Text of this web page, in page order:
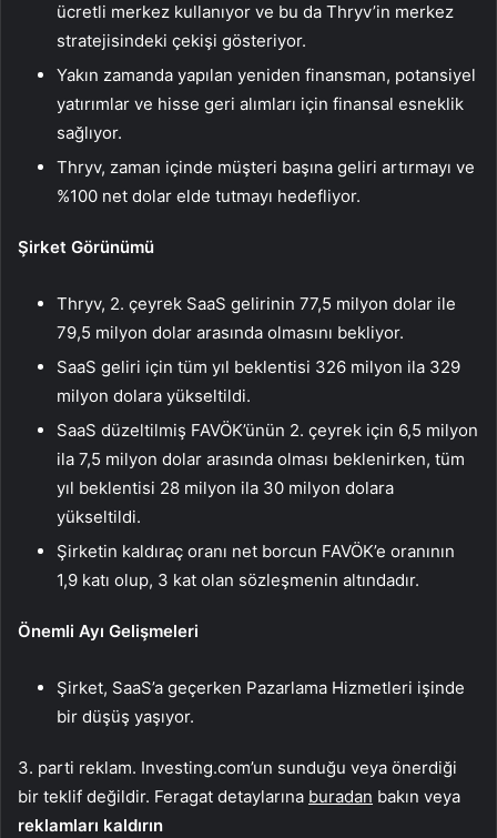
ücretli merkez kullanıyor ve bu da Thryv’in merkez
stratejisindeki çekişi gösteriyor.
Yakın zamanda yapılan yeniden finansman, potansiyel
yatırımlar ve hisse geri alımları için finansal esneklik
sağlıyor.
Thryv, zaman içinde müşteri başına geliri artırmayı ve
%100 net dolar elde tutmayı hedefliyor.
Şirket Görünümü
Thryv, 2. çeyrek SaaS gelirinin 77,5 milyon dolar ile
79,5 milyon dolar arasında olmasını bekliyor.
SaaS geliri için tüm yıl beklentisi 326 milyon ila 329
milyon dolara yükseltildi.
SaaS düzeltilmiş FAVÖK’ünün 2. çeyrek için 6,5 milyon
ila 7,5 milyon dolar arasında olması beklenirken, tüm
yıl beklentisi 28 milyon ila 30 milyon dolara
yükseltildi.
Şirketin kaldıraç oranı net borcun FAVÖK’e oranının
1,9 katı olup, 3 kat olan sözleşmenin altındadır.
Önemli Ayı Gelişmeleri
Şirket, SaaS’a geçerken Pazarlama Hizmetleri işinde
bir düşüş yaşıyor.
3. parti reklam. Investing.com’un sunduğu veya önerdiği
bir teklif değildir. Feragat detaylarına buradan bakın veya
reklamları kaldırın